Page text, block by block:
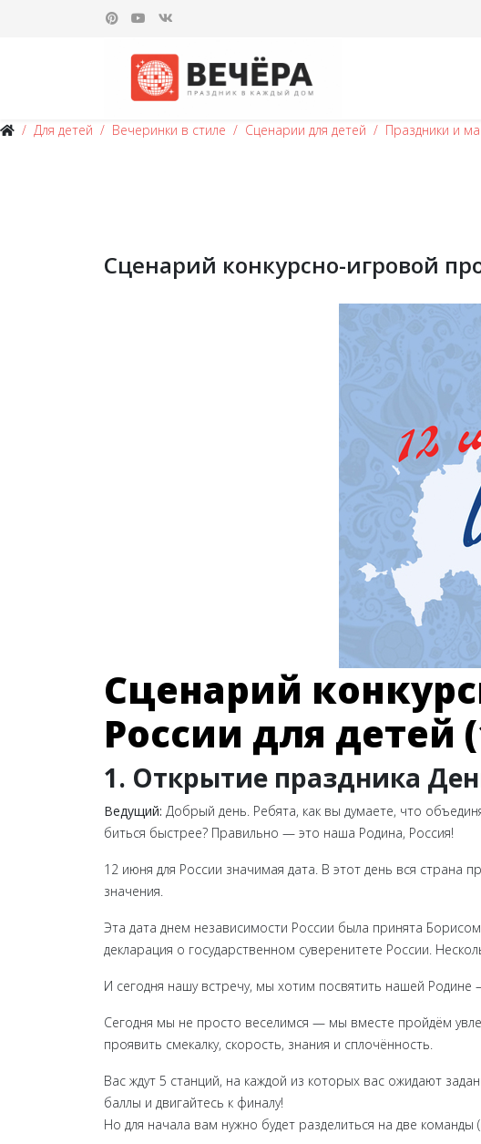
Для детей Вечеринки в стиле Сценарии для детей Праздники и
Сценарий конкурсно-игровой
Сценарий
России для детей
1. Открытие праздника
Ведущий: Добрый день. Ребята, как вы думаете, что
биться быстрее? Правильно — это наша Родина, Россия!
12 июня для России значимая дата. В этот день вся страна
значения.
Эта дата днем независимости России была принята
декларация о государственном суверенитете России.
И сегодня нашу встречу, мы хотим посвятить нашей Родине
Сегодня мы не просто веселимся — мы вместе пройдём
проявить смекалку, скорость, знания и сплочённость.
Вас ждут 5 станций, на каждой из которых вас ожидают
баллы и двигайтесь к финалу!
Но для начала вам нужно будет разделиться на две